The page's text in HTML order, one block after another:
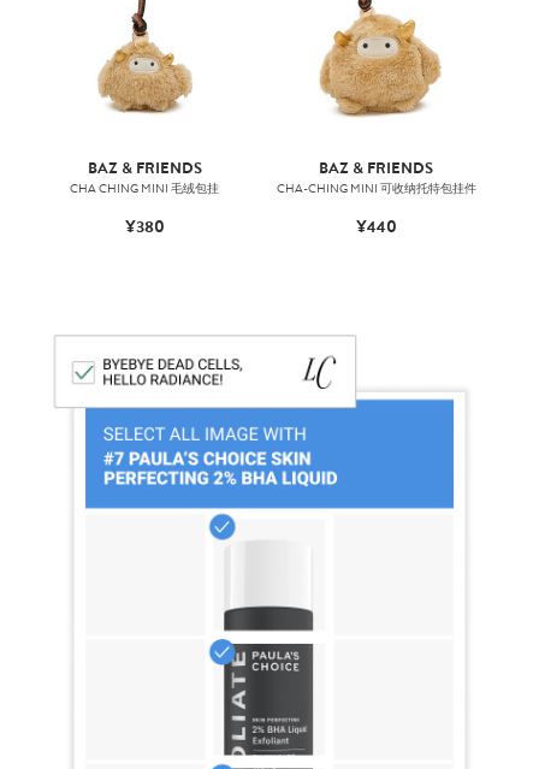
BAZ & FRIENDS
CHA CHING MINI 毛绒包挂
¥380
BAZ & FRIENDS
CHA-CHING MINI 可收纳托特包挂件
¥440